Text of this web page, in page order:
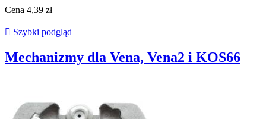
Cena 4,39 zł
 Szybki podgląd
Mechanizmy dla Vena, Vena2 i KOS66